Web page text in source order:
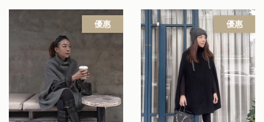
優惠 優惠